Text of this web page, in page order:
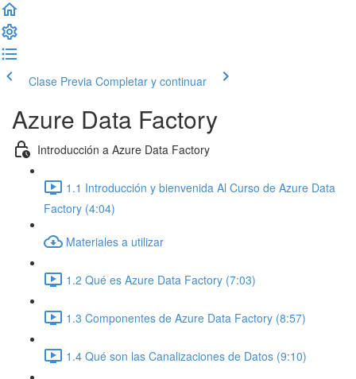
Clase Previa Completar y continuar
Azure Data Factory
Introducción a Azure Data Factory
1.1 Introducción y bienvenida Al Curso de Azure Data
Factory (4:04)
Materiales a utilizar
1.2 Qué es Azure Data Factory (7:03)
1.3 Componentes de Azure Data Factory (8:57)
1.4 Qué son las Canalizaciones de Datos (9:10)